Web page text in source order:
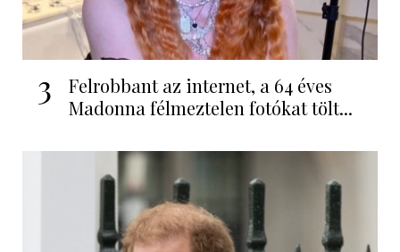
3
Felrobbant az internet, a 64 éves
Madonna félmeztelen fotókat tölt...